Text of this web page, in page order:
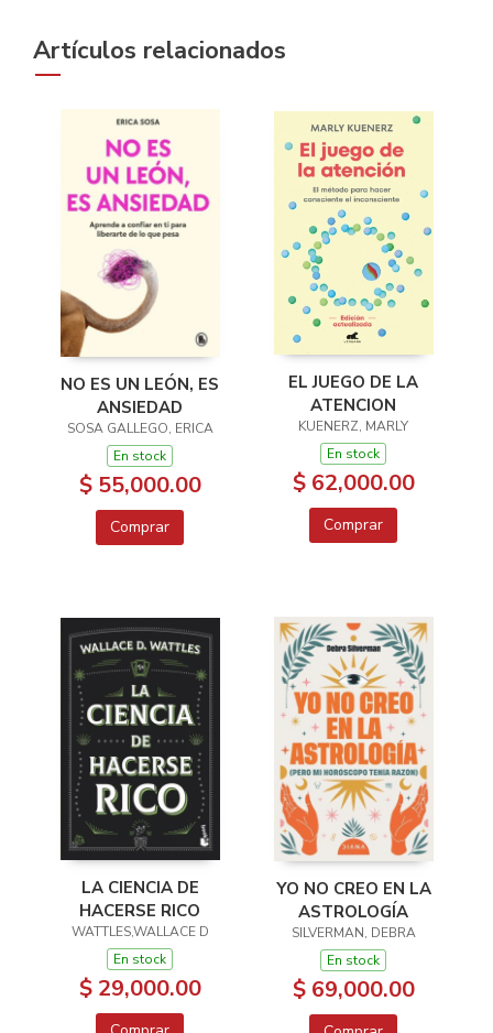
Artículos relacionados
NO ES UN LEÓN, ES
ANSIEDAD
SOSA GALLEGO, ERICA
En stock
$ 55,000.00
Comprar
EL JUEGO DE LA
ATENCION
KUENERZ, MARLY
En stock
$ 62,000.00
Comprar
LA CIENCIA DE
HACERSE RICO
WATTLES,WALLACE D
En stock
$ 29,000.00
YO NO CREO EN LA
ASTROLOGÍA
SILVERMAN, DEBRA
En stock
$ 69,000.00